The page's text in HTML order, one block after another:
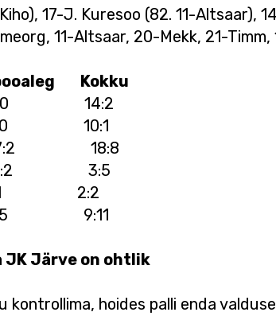
17-J. Kuresoo (82. 11-Altsaar),
11-Altsaar, 20-Mekk, 21-Timm,
Kokku
14:2
10:1
7:2 18:8
3:5
2:2
9:11
JK Järve on ohtlik
kontrollima, hoides palli enda